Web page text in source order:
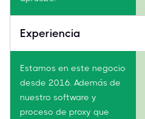
Experiencia
Estamos en este negocio
desde 2016. Además de
nuestro software y
proceso de proxy que